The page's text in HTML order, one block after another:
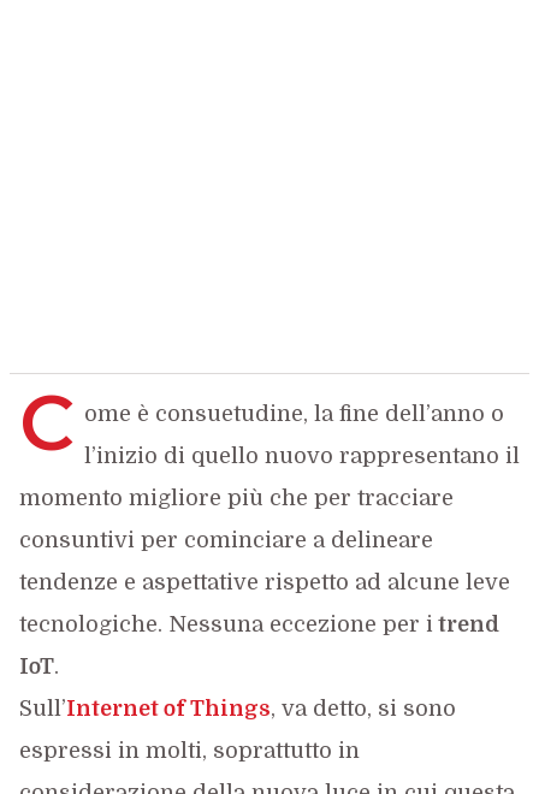
C ome è consuetudine, la fine dell’anno o
l’inizio di quello nuovo rappresentano il
momento migliore più che per tracciare
consuntivi per cominciare a delineare
tendenze e aspettative rispetto ad alcune leve
tecnologiche. Nessuna eccezione per i trend
IoT.
Sull’Internet of Things, va detto, si sono
espressi in molti, soprattutto in